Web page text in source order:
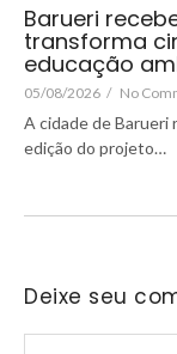
Barueri
transforma
educação
05/08/2026 / No
A cidade de Barueri
edição do projeto…
Deixe seu